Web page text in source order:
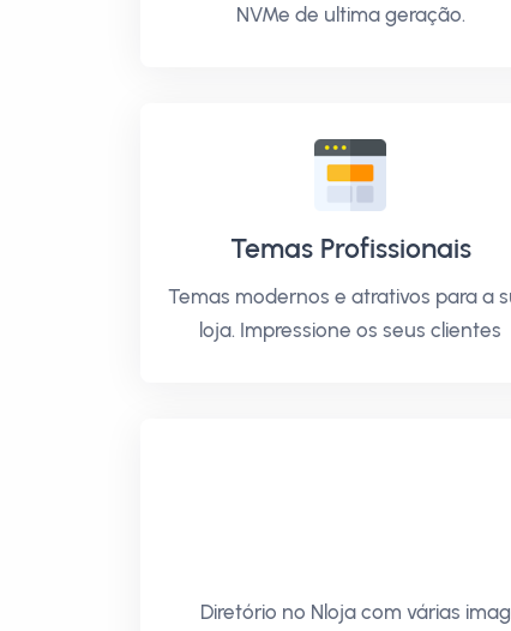
NVMe de ultima geração.
Temas Profissionais
Temas modernos e atrativos para a
loja. Impressione os seus clientes
Diretório no Nloja com várias